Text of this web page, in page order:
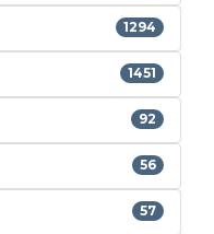
1294
1451
92
56
57